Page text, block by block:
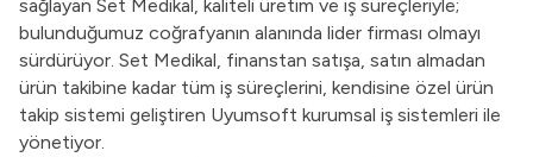
sağlayan Set Medikal, kaliteli üretim ve iş süreçleriyle;
bulunduğumuz coğrafyanın alanında lider firması olmayı
sürdürüyor. Set Medikal, finanstan satışa, satın almadan
ürün takibine kadar tüm iş süreçlerini, kendisine özel ürün
takip sistemi geliştiren Uyumsoft kurumsal iş sistemleri ile
yönetiyor.